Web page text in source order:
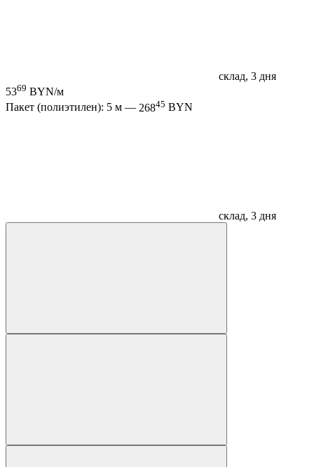
склад, 3 дня
5369 BYN/м
Пакет (полиэтилен): 5 м — 26845 BYN
склад, 3 дня